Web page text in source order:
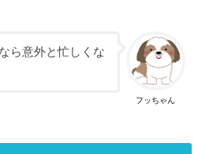
フッちゃん
ら意外と忙しくな